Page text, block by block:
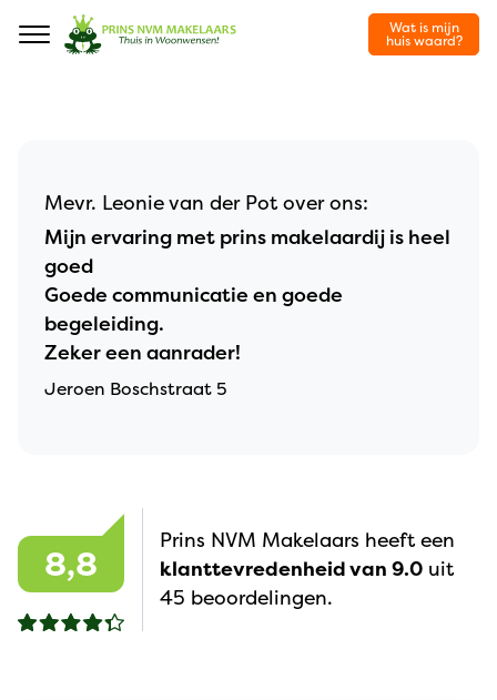
Navigation
Wat is mijn
huis waard?
Mevr. Leonie van der Pot over ons:
Mijn ervaring met prins makelaardij is heel
goed
Goede communicatie en goede
begeleiding.
Zeker een aanrader!
Jeroen Boschstraat 5
8,8
Prins NVM Makelaars heeft een
klanttevredenheid van 9.0 uit
45 beoordelingen.